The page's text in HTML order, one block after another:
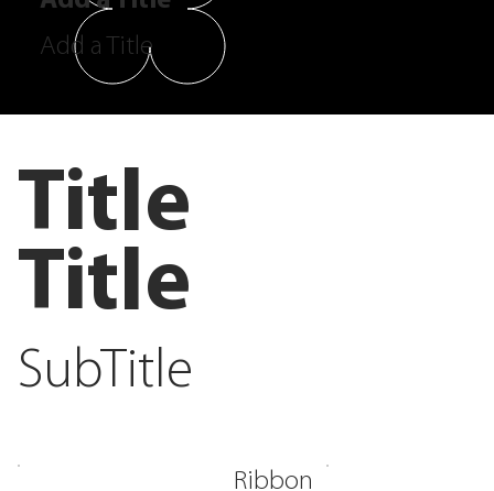
Add a Title
Title
Title
SubTitle
Ribbon